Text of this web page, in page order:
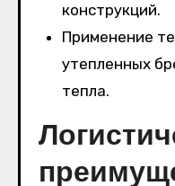
конструкций.
Применение
утепленных
тепла.